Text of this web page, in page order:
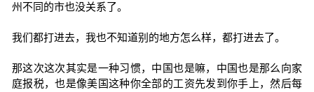
州不同的市也没关系了。
我们都打进去，我也不知道别的地方怎么样，都打进去了。
那这次这次其实是一种习惯，中国也是嘛，中国也是那么向家
庭报税，也是像美国这种你全部的工资先发到你手上，然后每